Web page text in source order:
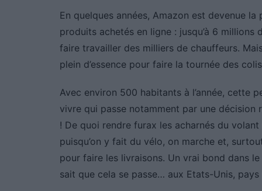
En quelques années, Amazon est devenue
produits achetés en ligne : jusqu’à 6
faire travailler des milliers de chauffeurs.
plein d’essence pour faire la tournée des
Avec environ 500 habitants à l’année, cette
vivre qui passe notamment par une
! De quoi rendre furax les acharnés du
puisqu’on y fait du vélo, on marche et,
pour faire les livraisons. Un vrai bond dans
sait que cela se passe… aux Etats-Unis,